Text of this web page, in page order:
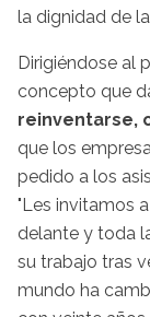
la dignidad de
Dirigiéndose al
concepto que
reinventarse,
que los
pedido a los
"Les invitamos
delante y toda
su trabajo tras
mundo ha